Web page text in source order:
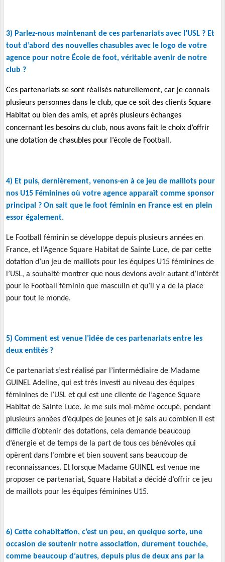
3) Parlez-nous maintenant de ces partenariats avec l’USL ? Et
tout d’abord des nouvelles chasubles avec le logo de votre
agence pour notre École de foot, véritable avenir de notre
club ?
Ces partenariats se sont réalisés naturellement, car je connais
plusieurs personnes dans le club, que ce soit des clients Square
Habitat ou bien des amis, et après plusieurs échanges
concernant les besoins du club, nous avons fait le choix d’offrir
une dotation de chasubles pour l’école de Football.
4) Et puis, dernièrement, venons-en à ce jeu de maillots pour
nos U15 Féminines où votre agence apparaît comme sponsor
principal ? On sait que le foot féminin en France est en plein
essor également.
Le Football féminin se développe depuis plusieurs années en
France, et l’Agence Square Habitat de Sainte Luce, de par cette
dotation d’un jeu de maillots pour les équipes U15 féminines de
l’USL, a souhaité montrer que nous devions avoir autant d’intérêt
pour le Football féminin que masculin et qu’il y a de la place
pour tout le monde.
5) Comment est venue l’idée de ces partenariats entre les
deux entités ?
Ce partenariat s’est réalisé par l’intermédiaire de Madame
GUINEL Adeline, qui est très investi au niveau des équipes
féminines de l’USL et qui est une cliente de l’agence Square
Habitat de Sainte Luce. Je me suis moi-même occupé, pendant
plusieurs années d’équipes de jeunes et je sais au combien il est
difficile d’obtenir des dotations, cela demande beaucoup
d’énergie et de temps de la part de tous ces bénévoles qui
opèrent dans l’ombre et bien souvent sans beaucoup de
reconnaissances. Et lorsque Madame GUINEL est venue me
proposer ce partenariat, Square Habitat a décidé d’offrir ce jeu
de maillots pour les équipes féminines U15.
6) Cette cohabitation, c’est un peu, en quelque sorte, une
occasion de soutenir notre association, durement touchée,
comme beaucoup d’autres, depuis plus de deux ans par la